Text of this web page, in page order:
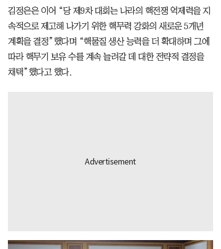
김정은은 이어 “당 제9차 대회는 나라의 핵전쟁 억제력을 지
속적으로 제고해 나가기 위한 핵무력 강화의 새로운 5개년
계획을 결정”했다며 “핵물질 생산 능력을 더 확대하며 그에
따라 핵무기 보유 수를 계속 늘려갈 데 대한 전략적 결정을
채택”했다고 했다.